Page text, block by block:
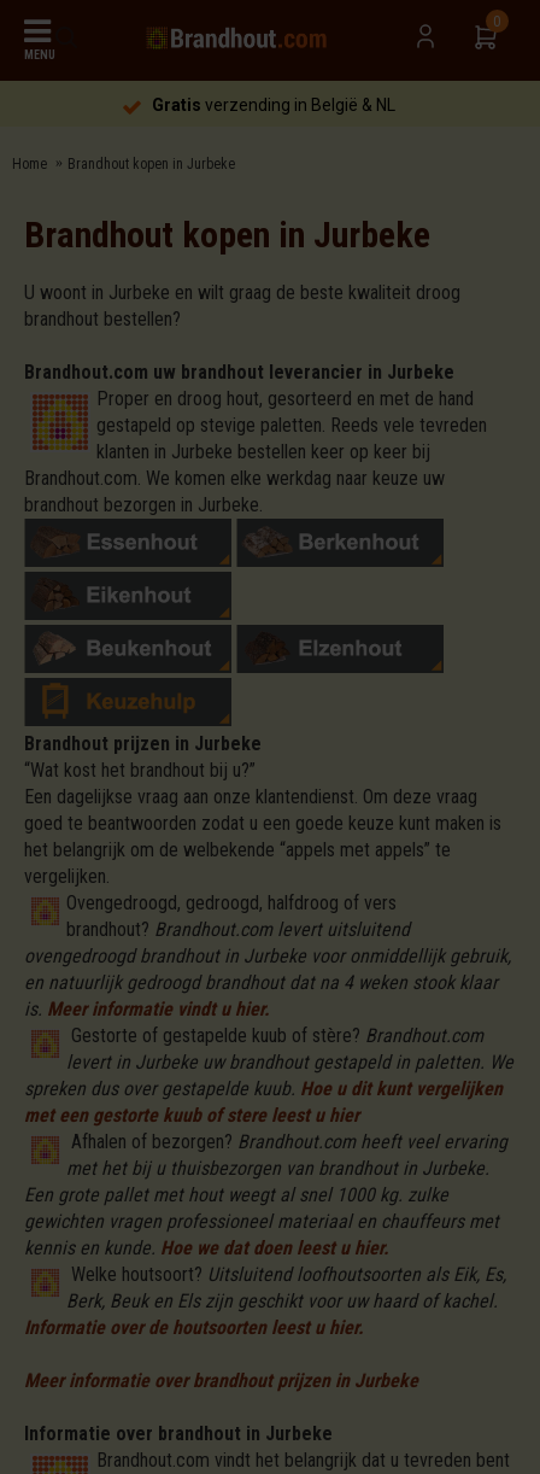
MENU
0
Gratis verzending in België & NL
Home Brandhout kopen in Jurbeke
Brandhout kopen in Jurbeke
U woont in Jurbeke en wilt graag de beste kwaliteit droog
brandhout bestellen?
Brandhout.com uw brandhout leverancier in Jurbeke
Proper en droog hout, gesorteerd en met de hand
gestapeld op stevige paletten. Reeds vele tevreden
klanten in Jurbeke bestellen keer op keer bij
Brandhout.com. We komen elke werkdag naar keuze uw
brandhout bezorgen in Jurbeke.
Brandhout prijzen in Jurbeke
“Wat kost het brandhout bij u?”
Een dagelijkse vraag aan onze klantendienst. Om deze vraag
goed te beantwoorden zodat u een goede keuze kunt maken is
het belangrijk om de welbekende “appels met appels” te
vergelijken.
Ovengedroogd, gedroogd, halfdroog of vers
brandhout? Brandhout.com levert uitsluitend
ovengedroogd brandhout in Jurbeke voor onmiddellijk gebruik,
en natuurlijk gedroogd brandhout dat na 4 weken stook klaar
is. Meer informatie vindt u hier.
Gestorte of gestapelde kuub of stère? Brandhout.com
levert in Jurbeke uw brandhout gestapeld in paletten. We
spreken dus over gestapelde kuub. Hoe u dit kunt vergelijken
met een gestorte kuub of stere leest u hier
Afhalen of bezorgen? Brandhout.com heeft veel ervaring
met het bij u thuisbezorgen van brandhout in Jurbeke.
Een grote pallet met hout weegt al snel 1000 kg. zulke
gewichten vragen professioneel materiaal en chauffeurs met
kennis en kunde. Hoe we dat doen leest u hier.
Welke houtsoort? Uitsluitend loofhoutsoorten als Eik, Es,
Berk, Beuk en Els zijn geschikt voor uw haard of kachel.
Informatie over de houtsoorten leest u hier.
Meer informatie over brandhout prijzen in Jurbeke
Informatie over brandhout in Jurbeke
Brandhout.com vindt het belangrijk dat u tevreden bent